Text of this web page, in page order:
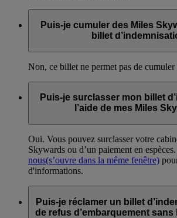
Puis-je cumuler des Miles
billet
Non, ce billet ne permet pas de
Puis-je surclasser mon billet
l’aide de mes Miles
Oui. Vous pouvez surclasser votre
Skywards ou d’un paiement en espèces.
nous(s’ouvre dans la même fenêtre)
d'informations.
Puis-je réclamer un billet
de refus d’embarquement sans